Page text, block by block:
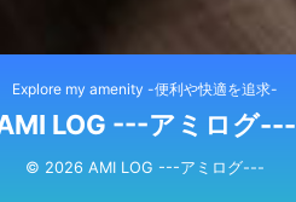
Explore my amenity -便利や快適を追求-
LOG ---アミログ---
© 2026 AMI LOG ---アミログ---